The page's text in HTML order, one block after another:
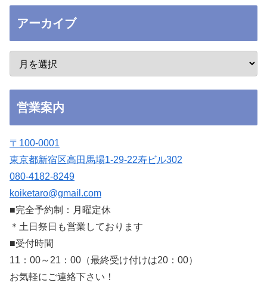
アーカイブ
営業案内
〒100-0001
東京都新宿区高田馬場1-29-22寿ビル302
080-4182-8249
koiketaro@gmail.com
■完全予約制：月曜定休
＊土日祭日も営業しております
■受付時間
11：00～21：00（最終受け付けは20：00）
お気軽にご連絡下さい！